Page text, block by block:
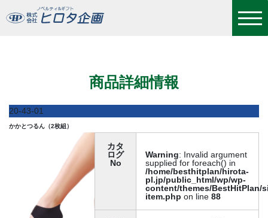
商品詳細情報
20-43-01
かかとつるん（2枚組）
カタ
ログ
No
Warning: Invalid argument
supplied for foreach() in
/home/besthitplan/hirota-
pl.jp/public_html/wp/wp-
content/themes/BestHitPlan/
item.php on line88